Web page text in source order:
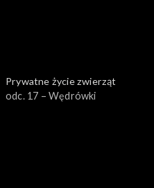
Prywatne życie zwierząt
odc. 17 – Wędrówki